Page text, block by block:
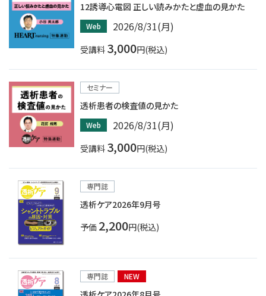
12誘導心電図 正しい読みかたと虚血の見かた
Web 2026/8/31(月)
受講料 3,000円(税込)
セミナー
透析患者の検査値の見かた
Web 2026/8/31(月)
受講料 3,000円(税込)
専門誌
透析ケア2026年9月号
予価 2,200円(税込)
専門誌 NEW